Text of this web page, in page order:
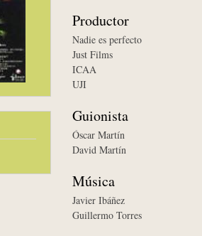
Productor
Nadie es perfecto
Just Films
ICAA
UJI
Guionista
Óscar Martín
David Martín
Música
Javier Ibáñez
Guillermo Torres